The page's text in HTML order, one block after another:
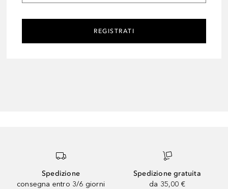
REGISTRATI
Spedizione
consegna entro 3/6 giorni
Spedizione gratuita
da 35,00 €